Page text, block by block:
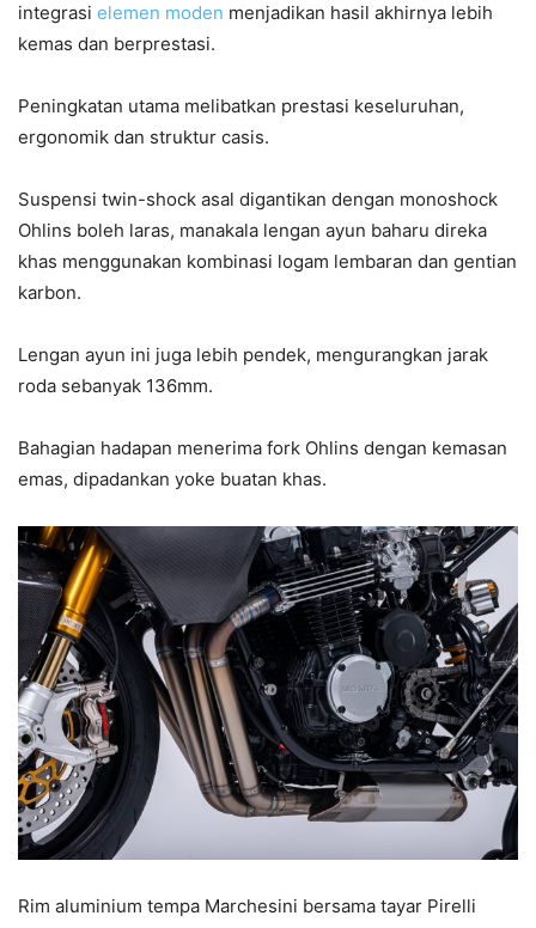
integrasi elemen moden menjadikan hasil akhirnya lebih
kemas dan berprestasi.
Peningkatan utama melibatkan prestasi keseluruhan,
ergonomik dan struktur casis.
Suspensi twin-shock asal digantikan dengan monoshock
Ohlins boleh laras, manakala lengan ayun baharu direka
khas menggunakan kombinasi logam lembaran dan gentian
karbon.
Lengan ayun ini juga lebih pendek, mengurangkan jarak
roda sebanyak 136mm.
Bahagian hadapan menerima fork Ohlins dengan kemasan
emas, dipadankan yoke buatan khas.
Rim aluminium tempa Marchesini bersama tayar Pirelli